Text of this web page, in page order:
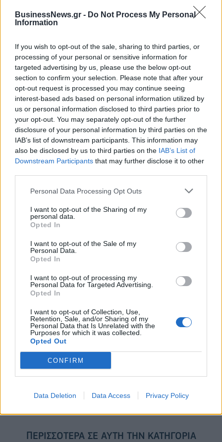
BusinessNews.gr - Do Not Process My Personal
Information
If you wish to opt-out of the sale, sharing to third parties, or
processing of your personal or sensitive information for
targeted advertising by us, please use the below opt-out
section to confirm your selection. Please note that after your
opt-out request is processed you may continue seeing
interest-based ads based on personal information utilized by
us or personal information disclosed to third parties prior to
your opt-out. You may separately opt-out of the further
disclosure of your personal information by third parties on the
IAB’s list of downstream participants. This information may
also be disclosed by us to third parties on the IAB’s List of
Downstream Participants that may further disclose it to other
Personal Data Processing Opt Outs
I want to opt-out of the Sharing of my
personal data.
Opted In
I want to opt-out of the Sale of my
Personal Data.
Opted In
I want to opt-out of processing my
Personal Data for Targeted Advertising.
Opted In
I want to opt-out of Collection, Use,
Retention, Sale, and/or Sharing of my
Personal Data that Is Unrelated with the
Purposes for which it was collected.
Opted Out
CONFIRM
Data Deletion Data Access Privacy Policy
ευθύνη»
Ελληνική Αναπτυξιακή Τράπεζα: Με «προίκα» 2 δισ. ευρώ ανοίγει
δρόμο για δάνεια έως 5 δισ. σε μικρομεσαίες
Β.Σ. Καρούλιας: Τζίρος 98,7
εκατ. ευρώ και αύξηση κερδών
57% - Τα νέα στοιχήματα σε
Deloitte Ελλάδος:
Χρηματοοικονομικός
σύμβουλος της ΔΕΗ για την
Η Chery επενδύει 75 εκατ. δολάρια στην KG Mobility
Το FIAT 500 Hybrid τώρα από
18.990 ευρώ
2028
18η συνεχόμενη χρονιά για τον ΟΤΕ στη διεθνή σειρά δεικτών
FTSE4Good
Alpha Bank: Για πρώτη φορά το Αρχαίο Θέατρο Επιδαύρου άνοιξε τις
πύλες του σε όλους
ΠΕΡΙΣΣΌΤΕΡΑ ΣΕ ΑΥΤΉ ΤΗΝ ΚΑΤΗΓΟΡΊΑ